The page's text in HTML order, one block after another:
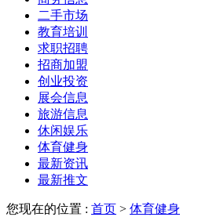
二手市场
教育培训
求职招聘
招商加盟
创业投资
展会信息
旅游信息
休闲娱乐
体育健身
最新资讯
最新推文
您现在的位置 : 首页 > 体育健身